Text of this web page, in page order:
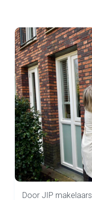
Door JIP makelaars